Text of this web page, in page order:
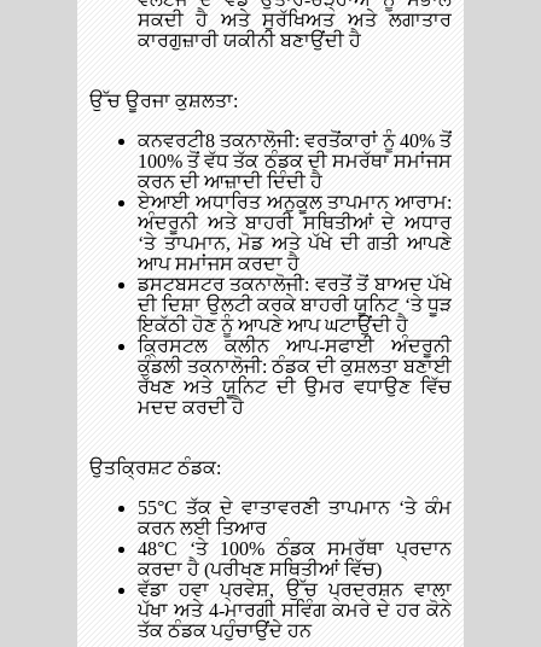
ਸਕਦੀ ਹੈ ਅਤੇ ਸੁਰੱਖਿਅਤ ਅਤੇ ਲਗਾਤਾਰ
ਕਾਰਗੁਜ਼ਾਰੀ ਯਕੀਨੀ ਬਣਾਉਂਦੀ ਹੈ
ਉੱਚ ਊਰਜਾ ਕੁਸ਼ਲਤਾ:
ਕਨਵਰਟੀ8 ਤਕਨਾਲੋਜੀ: ਵਰਤੋਂਕਾਰਾਂ ਨੂੰ 40% ਤੋਂ
100% ਤੋਂ ਵੱਧ ਤੱਕ ਠੰਡਕ ਦੀ ਸਮਰੱਥਾ ਸਮਾਂਜਸ
ਕਰਨ ਦੀ ਆਜ਼ਾਦੀ ਦਿੰਦੀ ਹੈ
ਏਆਈ ਅਧਾਰਿਤ ਅਨੁਕੂਲ ਤਾਪਮਾਨ ਆਰਾਮ:
ਅੰਦਰੂਨੀ ਅਤੇ ਬਾਹਰੀ ਸਥਿਤੀਆਂ ਦੇ ਅਧਾਰ
‘ਤੇ ਤਾਪਮਾਨ, ਮੋਡ ਅਤੇ ਪੱਖੇ ਦੀ ਗਤੀ ਆਪਣੇ
ਆਪ ਸਮਾਂਜਸ ਕਰਦਾ ਹੈ
ਡਸਟਬਸਟਰ ਤਕਨਾਲੋਜੀ: ਵਰਤੋਂ ਤੋਂ ਬਾਅਦ ਪੱਖੇ
ਦੀ ਦਿਸ਼ਾ ਉਲਟੀ ਕਰਕੇ ਬਾਹਰੀ ਯੂਨਿਟ ‘ਤੇ ਧੂੜ
ਇਕੱਠੀ ਹੋਣ ਨੂੰ ਆਪਣੇ ਆਪ ਘਟਾਉਂਦੀ ਹੈ
ਕ੍ਰਿਸਟਲ ਕਲੀਨ ਆਪ-ਸਫਾਈ ਅੰਦਰੂਨੀ
ਕੁੰਡਲੀ ਤਕਨਾਲੋਜੀ: ਠੰਡਕ ਦੀ ਕੁਸ਼ਲਤਾ ਬਣਾਈ
ਰੱਖਣ ਅਤੇ ਯੂਨਿਟ ਦੀ ਉਮਰ ਵਧਾਉਣ ਵਿੱਚ
ਮਦਦ ਕਰਦੀ ਹੈ
ਉਤਕ੍ਰਿਸ਼ਟ ਠੰਡਕ:
55°C ਤੱਕ ਦੇ ਵਾਤਾਵਰਣੀ ਤਾਪਮਾਨ ‘ਤੇ ਕੰਮ
ਕਰਨ ਲਈ ਤਿਆਰ
48°C ‘ਤੇ 100% ਠੰਡਕ ਸਮਰੱਥਾ ਪ੍ਰਦਾਨ
ਕਰਦਾ ਹੈ (ਪਰੀਖਣ ਸਥਿਤੀਆਂ ਵਿੱਚ)
ਵੱਡਾ ਹਵਾ ਪ੍ਰਵੇਸ਼, ਉੱਚ ਪ੍ਰਦਰਸ਼ਨ ਵਾਲਾ
ਪੱਖਾ ਅਤੇ 4-ਮਾਰਗੀ ਸਵਿੰਗ ਕਮਰੇ ਦੇ ਹਰ ਕੋਨੇ
ਤੱਕ ਠੰਡਕ ਪਹੁੰਚਾਉਂਦੇ ਹਨ